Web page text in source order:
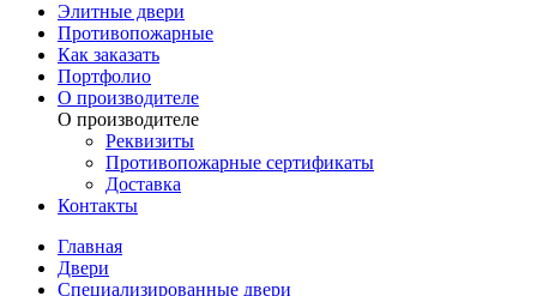
Элитные двери
Противопожарные
Как заказать
Портфолио
О производителе
О производителе
Реквизиты
Противопожарные сертификаты
Доставка
Контакты
Главная
Двери
Специализированные двери